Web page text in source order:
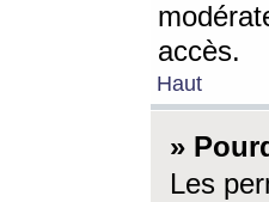
accès.
Haut
»
Les